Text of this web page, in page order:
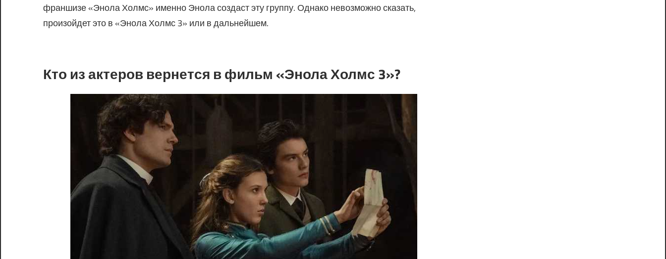
франшизе «Энола Холмс» именно Энола создаст эту группу. Однако невозможно сказать,
произойдет это в «Энола Холмс 3» или в дальнейшем.
Кто из актеров вернется в фильм «Энола Холмс 3»?